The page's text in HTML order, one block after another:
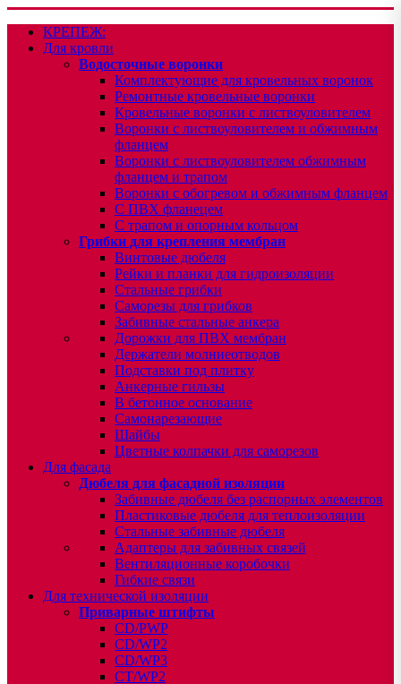
КРЕПЕЖ:
Для кровли
Водосточные воронки
Комплектующие для кровельных воронок
Ремонтные кровельные воронки
Кровельные воронки с листвоуловителем
Воронки с листвоуловителем и обжимным
фланцем
Воронки с листвоуловителем обжимным
фланцем и трапом
Воронки с обогревом и обжимным фланцем
С ПВХ фланецем
С трапом и опорным кольцом
Грибки для крепления мембран
Винтовые дюбеля
Рейки и планки для гидроизоляции
Стальные грибки
Саморезы для грибков
Забивные стальные анкера
Дорожки для ПВХ мембран
Держатели молниеотводов
Подставки под плитку
Анкерные гильзы
В бетонное основание
Самонарезающие
Шайбы
Цветные колпачки для саморезов
Для фасада
Дюбеля для фасадной изоляции
Забивные дюбеля без распорных элементов
Пластиковые дюбеля для теплоизоляции
Стальные забивные дюбеля
Адаптеры для забивных связей
Вентиляционные коробочки
Гибкие связи
Для технической изоляции
Приварные штифты
CD/PWP
CD/WP2
CD/WP3
CT/WP2